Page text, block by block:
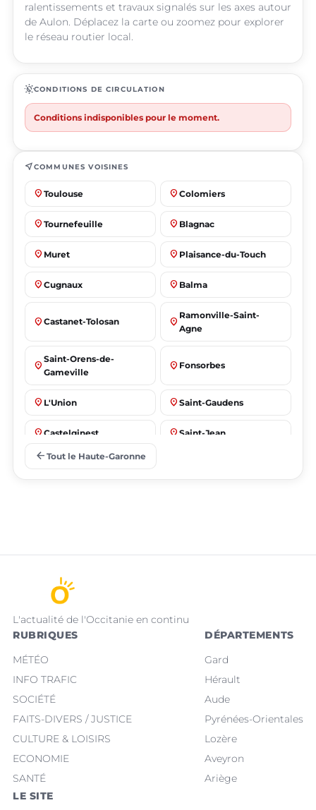
ralentissements et travaux signalés sur les axes autour
de Aulon. Déplacez la carte ou zoomez pour explorer
le réseau routier local.
routineCONDITIONS DE CIRCULATION
Conditions indisponibles pour le moment.
near_meCOMMUNES VOISINES
place Toulouse place Colomiers
place Tournefeuille place Blagnac
place Muret place Plaisance-du-Touch
place Cugnaux place Balma
place Castanet-Tolosan place
Ramonville-Saint-
Agne
place
Saint-Orens-de-
Gameville
place Fonsorbes
place L'Union place Saint-Gaudens
place Castelginest place Saint-Jean
place Villeneuve-Tolosane
arrow_back Tout le Haute-Garonne
L'actualité de l'Occitanie en continu
RUBRIQUES
MÉTÉO
INFO TRAFIC
SOCIÉTÉ
FAITS-DIVERS / JUSTICE
CULTURE & LOISIRS
ECONOMIE
SANTÉ
DÉPARTEMENTS
Gard
Hérault
Aude
Pyrénées-Orientales
Lozère
Aveyron
Ariège
LE SITE